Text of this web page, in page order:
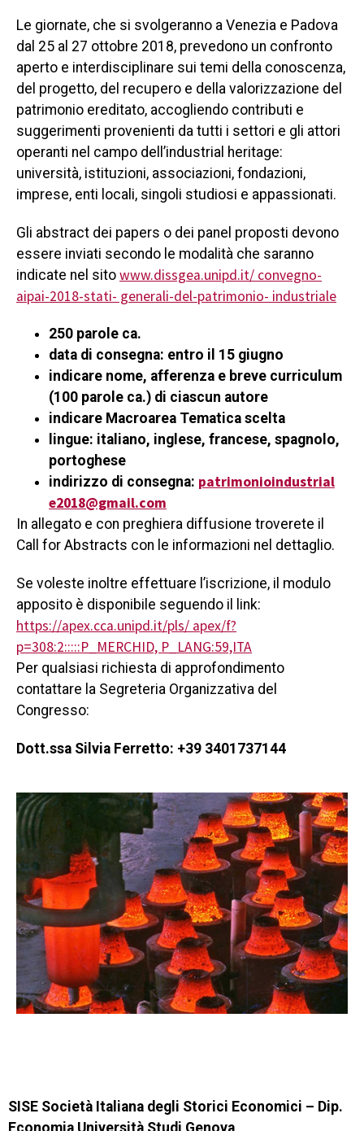
Le giornate, che si svolgeranno a Venezia e Padova
dal 25 al 27 ottobre 2018, prevedono un confronto
aperto e interdisciplinare sui temi della conoscenza,
del progetto, del recupero e della valorizzazione del
patrimonio ereditato, accogliendo contributi e
suggerimenti provenienti da tutti i settori e gli attori
operanti nel campo dell’industrial heritage:
università, istituzioni, associazioni, fondazioni,
imprese, enti locali, singoli studiosi e appassionati.
Gli abstract dei papers o dei panel proposti devono
essere inviati secondo le modalità che saranno
indicate nel sito www.dissgea.unipd.it/ convegno-
aipai-2018-stati- generali-del-patrimonio- industriale
250 parole ca.
data di consegna: entro il 15 giugno
indicare nome, afferenza e breve curriculum
(100 parole ca.) di ciascun autore
indicare Macroarea Tematica scelta
lingue: italiano, inglese, francese, spagnolo,
portoghese
indirizzo di consegna: patrimonioindustrial
e2018@gmail.com
In allegato e con preghiera diffusione troverete il
Call for Abstracts con le informazioni nel dettaglio.
Se voleste inoltre effettuare l’iscrizione, il modulo
apposito è disponibile seguendo il link:
https://apex.cca.unipd.it/pls/ apex/f?
p=308:2:::::P_MERCHID, P_LANG:59,ITA
Per qualsiasi richiesta di approfondimento
contattare la Segreteria Organizzativa del
Congresso:
Dott.ssa Silvia Ferretto: +39 3401737144
SISE Società Italiana degli Storici Economici – Dip.
Economia Università Studi Genova